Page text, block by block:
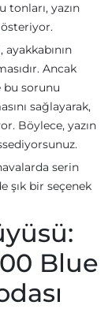
tonları, yazın
Ancak
bu sorunu
sağlayarak,
Böylece, yazın
serin
şık bir seçenek
Blue